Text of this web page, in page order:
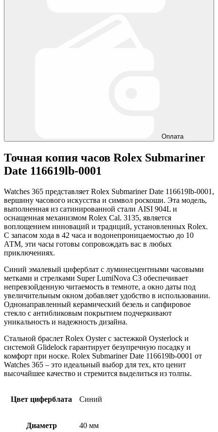
Оплата
Точная копия часов Rolex Submariner
Date 116619lb-0001
Watches 365 представляет Rolex Submariner Date 116619lb-0001,
вершину часового искусства и символ роскоши. Эта модель,
выполненная из сатинированной стали AISI 904L и
оснащенная механизмом Rolex Cal. 3135, является
воплощением инноваций и традиций, установленных Rolex.
С запасом хода в 42 часа и водонепроницаемостью до 10
АТМ, эти часы готовы сопровождать вас в любых
приключениях.
Синий эмалевый циферблат с луминесцентными часовыми
метками и стрелками Super LumiNova С3 обеспечивает
непревзойденную читаемость в темноте, а окно даты под
увеличительным окном добавляет удобство в использовании.
Однонаправленный керамический безель и сапфировое
стекло с антибликовым покрытием подчеркивают
уникальность и надежность дизайна.
Стальной браслет Rolex Oyster с застежкой Oysterlock и
системой Glidelock гарантирует безупречную посадку и
комфорт при носке. Rolex Submariner Date 116619lb-0001 от
Watches 365 – это идеальный выбор для тех, кто ценит
высочайшее качество и стремится выделиться из толпы.
Цвет циферблата Синий
Диаметр 40 мм